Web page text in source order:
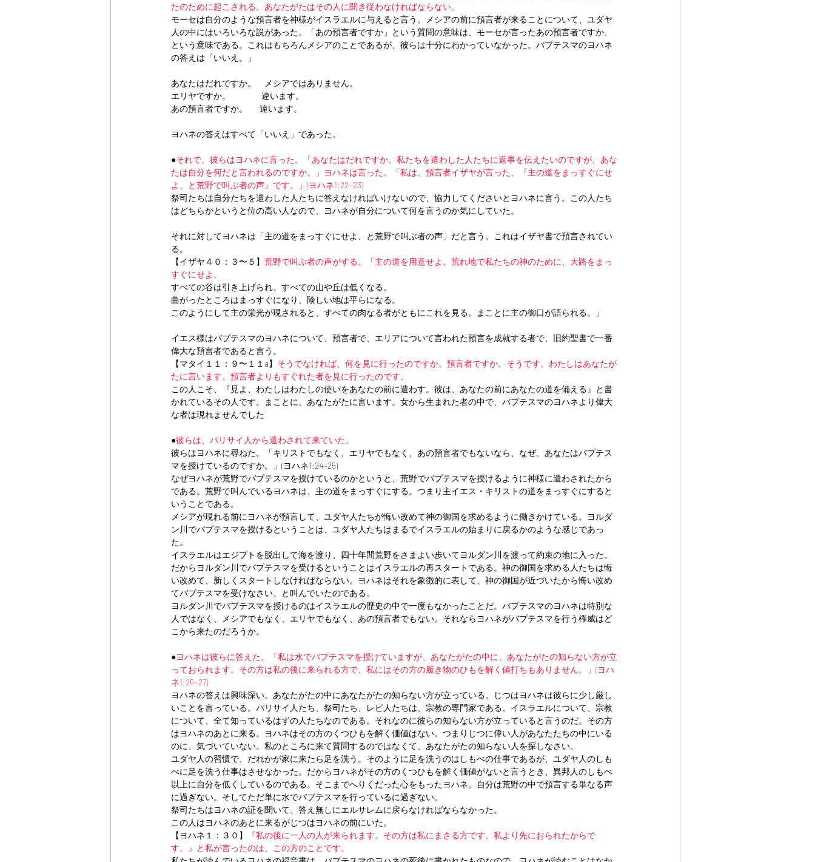
たのために起こされる。あなたがたはその人に聞き従わなければならない。
モーセは自分のような預言者を神様がイスラエルに与えると言う。メシアの前に預言者が来ることについて、ユダヤ
人の中にはいろいろな説があった。「あの預言者ですか」という質問の意味は、モーセが言ったあの預言者ですか、
という意味である。これはもちろんメシアのことであるが、彼らは十分にわかっていなかった。バプテスマのヨハネ
の答えは「いいえ。」
あなたはだれですか。　メシアではありません。
エリヤですか。　　　   違います。
あの預言者ですか。　  違います。
ヨハネの答えはすべて「いいえ」であった。
●それで、彼らはヨハネに言った。「あなたはだれですか。私たちを遣わした人たちに返事を伝えたいのですが、あな
たは自分を何だと言われるのですか。」ヨハネは言った。「私は、預言者イザヤが言った、『主の道をまっすぐにせ
よ、と荒野で叫ぶ者の声』です。」(ヨハネ1:22~23)
祭司たちは自分たちを遣わした人たちに答えなければいけないので、協力してくださいとヨハネに言う。この人たち
はどちらかというと位の高い人なので、ヨハネが自分について何を言うのか気にしていた。
それに対してヨハネは「主の道をまっすぐにせよ、と荒野で叫ぶ者の声」だと言う。これはイザヤ書で預言されてい
る。
【イザヤ４０：３〜５】 荒野で叫ぶ者の声がする。「主の道を用意せよ。荒れ地で私たちの神のために、大路をまっ
すぐにせよ。
すべての谷は引き上げられ、すべての山や丘は低くなる。
曲がったところはまっすぐになり、険しい地は平らになる。
このようにして主の栄光が現されると、すべての肉なる者がともにこれを見る。まことに主の御口が語られる。」
イエス様はバプテスマのヨハネについて、預言者で、エリアについて言われた預言を成就する者で、旧約聖書で一番
偉大な預言者であると言う。
【マタイ１１：９〜１１a】 そうでなければ、何を見に行ったのですか。預言者ですか。そうです。わたしはあなたが
たに言います。預言者よりもすぐれた者を見に行ったのです。
この人こそ、『見よ、わたしはわたしの使いをあなたの前に遣わす。彼は、あなたの前にあなたの道を備える』と書
かれているその人です。まことに、あなたがたに言います。女から生まれた者の中で、バプテスマのヨハネより偉大
な者は現れませんでした
●彼らは、パリサイ人から遣わされて来ていた。
彼らはヨハネに尋ねた。「キリストでもなく、エリヤでもなく、あの預言者でもないなら、なぜ、あなたはバプテス
マを授けているのですか。」(ヨハネ1:24~25)
なぜヨハネが荒野でバプテスマを授けているのかというと、荒野でバプテスマを授けるように神様に遣わされたから
である。荒野で叫んでいるヨハネは、主の道をまっすぐにする。つまり主イエス・キリストの道をまっすぐにすると
いうことである。
メシアが現れる前にヨハネが預言して、ユダヤ人たちが悔い改めて神の御国を求めるように働きかけている。ヨルダ
ン川でバプテスマを授けるということは、ユダヤ人たちはまるでイスラエルの始まりに戻るかのような感じであっ
た。
イスラエルはエジプトを脱出して海を渡り、四十年間荒野をさまよい歩いてヨルダン川を渡って約束の地に入った。
だからヨルダン川でバプテスマを受けるということはイスラエルの再スタートである。神の御国を求める人たちは悔
い改めて、新しくスタートしなければならない。ヨハネはそれを象徴的に表して、神の御国が近づいたから悔い改め
てバプテスマを受けなさい、と叫んでいたのである。
ヨルダン川でバプテスマを授けるのはイスラエルの歴史の中で一度もなかったことだ。バプテスマのヨハネは特別な
人ではなく、メシアでもなく、エリヤでもなく、あの預言者でもない。それならヨハネがバプテスマを行う権威はど
こから来たのだろうか。
●ヨハネは彼らに答えた。「私は水でバプテスマを授けていますが、あなたがたの中に、あなたがたの知らない方が立
っておられます。その方は私の後に来られる方で、私にはその方の履き物のひもを解く値打ちもありません。」(ヨハ
ネ1:26~27)
ヨハネの答えは興味深い。あなたがたの中にあなたがたの知らない方が立っている。じつはヨハネは彼らに少し厳し
いことを言っている。パリサイ人たち、祭司たち、レビ人たちは、宗教の専門家である。イスラエルについて、宗教
について、全て知っているはずの人たちなのである。それなのに彼らの知らない方が立っていると言うのだ。その方
はヨハネのあとに来る。ヨハネはその方のくつひもを解く価値はない。つまりじつに偉い人があなたたちの中にいる
のに、気づいていない。私のところに来て質問するのではなくて、あなたがたの知らない人を探しなさい。
ユダヤ人の習慣で、だれかが家に来たら足を洗う。そのように足を洗うのはしもべの仕事であるが、ユダヤ人のしも
べに足を洗う仕事はさせなかった。だからヨハネがその方のくつひもを解く価値がないと言うとき、異邦人のしもべ
以上に自分を低くしているのである。そこまでへりくだった心をもったヨハネ。自分は荒野の中で預言する単なる声
に過ぎない。そしてただ単に水でバプテスマを行っているに過ぎない。
祭司たちはヨハネの証を聞いて、答え無しにエルサレムに戻らなければならなかった。
この人はヨハネのあとに来るがじつはヨハネの前にいた。
【ヨハネ１：３０】
『私の後に一人の人が来られます。その方は私にまさる方です。私より先におられたからで
す。』と私が言ったのは、この方のことです。